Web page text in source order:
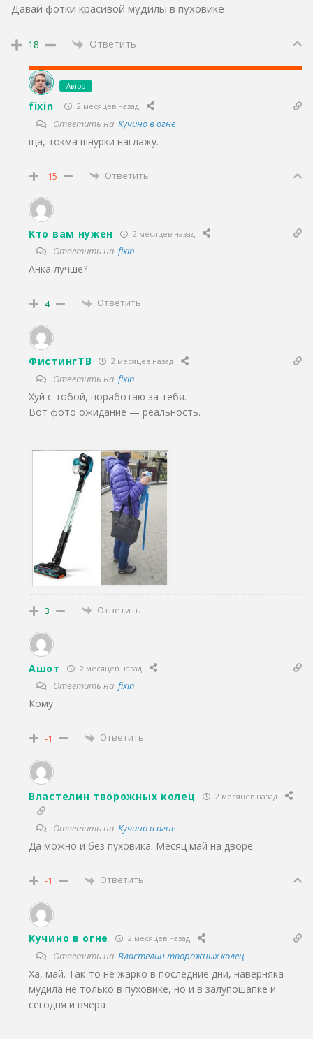
Давай фотки красивой мудилы в пуховике
18 Ответить
Автор
fixin 2 месяцев назад
Ответить на Кучино в огне
ща, токма шнурки наглажу.
-15 Ответить
Кто вам нужен 2 месяцев назад
Ответить на fixin
Анка лучше?
4 Ответить
ФистингТВ 2 месяцев назад
Ответить на fixin
Хуй с тобой, поработаю за тебя.
Вот фото ожидание — реальность.
3 Ответить
Ашот 2 месяцев назад
Ответить на fixin
Кому
-1 Ответить
Властелин творожных колец 2 месяцев назад
Ответить на Кучино в огне
Да можно и без пуховика. Месяц май на дворе.
-1 Ответить
Кучино в огне 2 месяцев назад
Ответить на Властелин творожных колец
Ха, май. Так-то не жарко в последние дни, наверняка
мудила не только в пуховике, но и в залупошапке и
сегодня и вчера